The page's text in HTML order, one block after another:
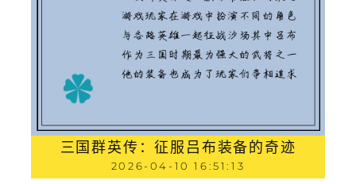
三国群英传：征服吕布装备的奇迹
2026-04-10 16:51:13